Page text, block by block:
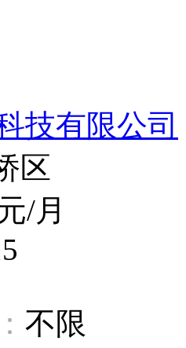
技有限公司
区
/月
不限